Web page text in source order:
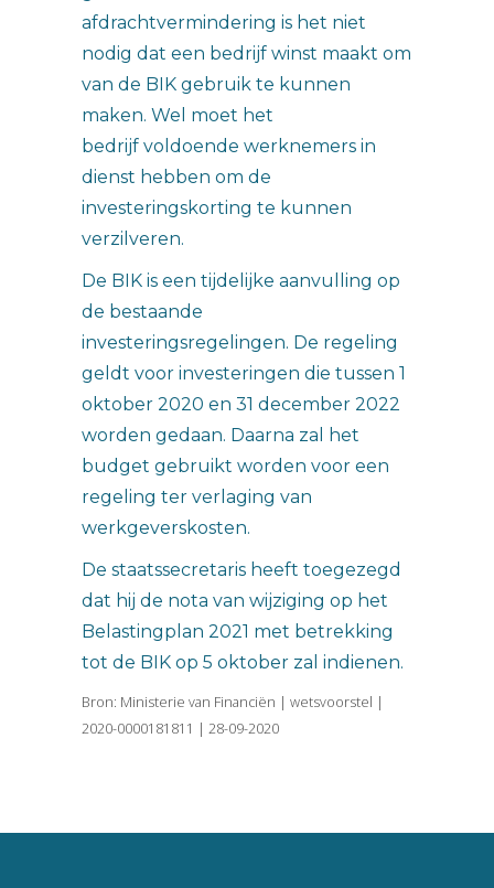
afdrachtvermindering is het niet
nodig dat een bedrijf winst maakt om
van de BIK gebruik te kunnen
maken. Wel moet het
bedrijf voldoende werknemers in
dienst hebben om de
investeringskorting te kunnen
verzilveren.
De BIK is een tijdelijke aanvulling op
de bestaande
investeringsregelingen. De regeling
geldt voor investeringen die tussen 1
oktober 2020 en 31 december 2022
worden gedaan. Daarna zal het
budget gebruikt worden voor een
regeling ter verlaging van
werkgeverskosten.
De staatssecretaris heeft toegezegd
dat hij de nota van wijziging op het
Belastingplan 2021 met betrekking
tot de BIK op 5 oktober zal indienen.
Bron: Ministerie van Financiën | wetsvoorstel |
2020-0000181811 | 28-09-2020